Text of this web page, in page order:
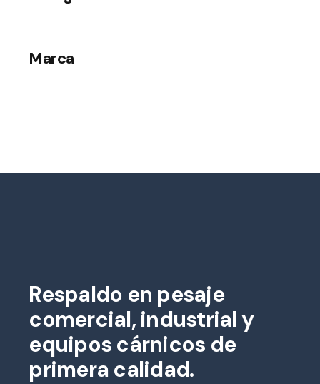
Marca
Respaldo en pesaje
comercial, industrial y
equipos cárnicos de
primera calidad.